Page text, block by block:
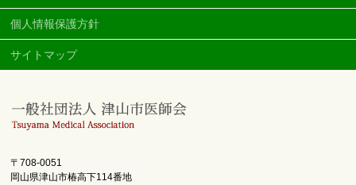
個人情報保護方針
サイトマップ
〒708-0051
岡山県津山市椿高下114番地